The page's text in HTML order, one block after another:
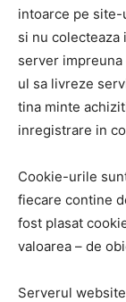
intoarce pe
si nu colecteaza
server
ul sa livreze
tina minte
inregistrare in
Cookie-urile
fiecare contine
fost plasat
valoarea – de
Serverul